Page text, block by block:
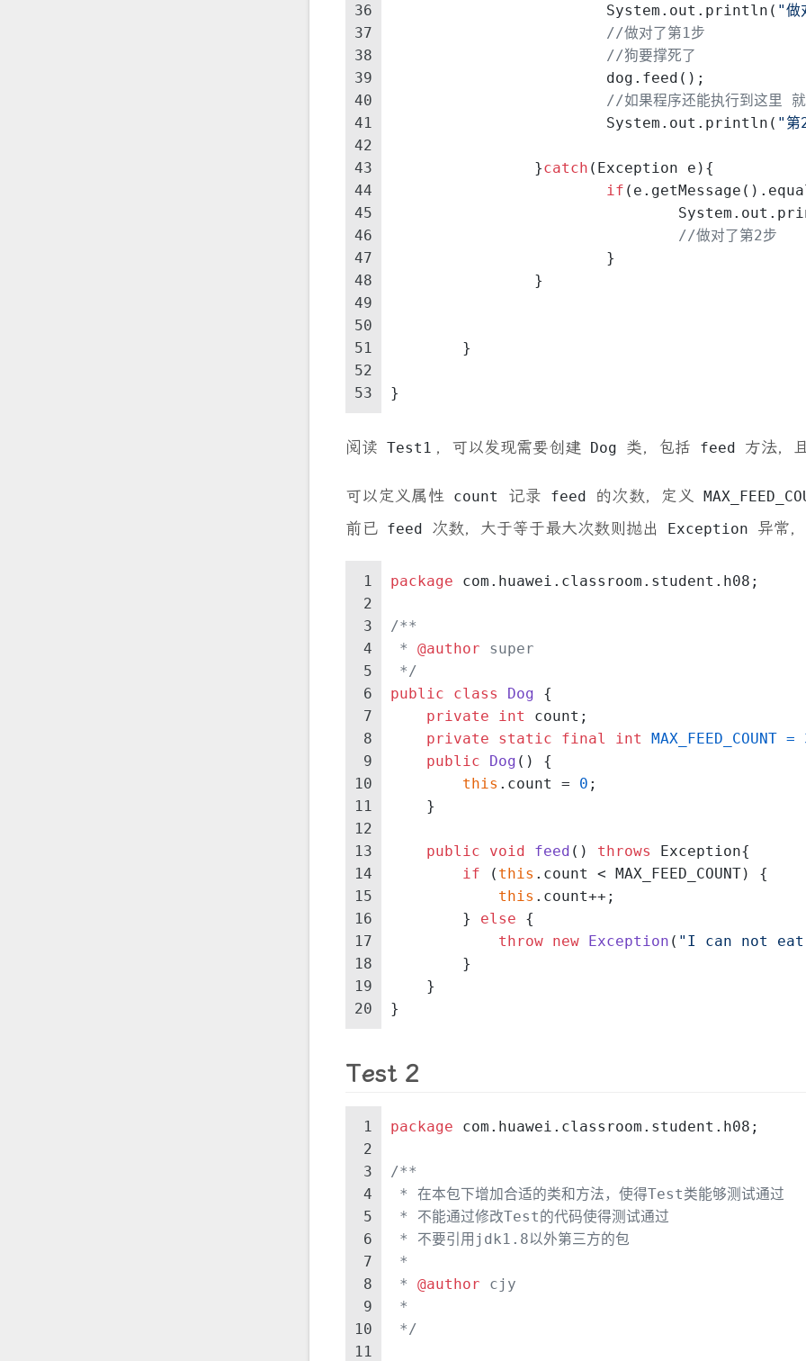
36
37
38
39
40
41
42
43
44
45
46
47
48
49
50
51
52
53
			System.out.println(
"做
//做对了第1步
//狗要撑死了
			dog.feed();
//如果程序还能执行到这里 就
			System.out.println(
"第
		}
catch (Exception e){
if
//做对了第2步
			}
		}
	}
}
阅读 Test1 ，可以发现需要创建 Dog 类，包括 feed 方法，
可以定义属性 count 记录 feed 的次数，定义
前已 feed 次数，大于等于最大次数则抛出 Exception 异常
1
2
3
4
5
6
7
8
9
10
11
12
13
14
15
16
17
18
19
20
package com.huawei.classroom.student.h08;
/**
* @author super
*/
public
class Dog {
private
int
count;
private
static final int MAX_FEED_COUNT =
public
Dog ()
{
this .count = 0 ;
    }
public void feed () throws
Exception{
if ( this .count < MAX_FEED_COUNT) {
this .count++;
        }
else {
throw new Exception ( "I can not eat
        }
    }
}
Test 2
1
2
3
4
5
6
7
8
9
10
11
package com.huawei.classroom.student.h08;
/**
* 在本包下增加合适的类和方法，使得Test类能够测试通过
* 不能通过修改Test的代码使得测试通过
* 不要引用jdk1.8以外第三方的包
*
* @author cjy
*
*/